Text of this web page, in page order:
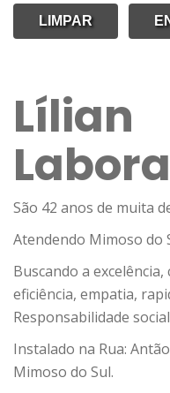
Lílian
São 42 anos de muita
Atendendo Mimoso do
Buscando a
eficiência, empatia,
Responsabilidade
Instalado na Rua:
Mimoso do Sul.